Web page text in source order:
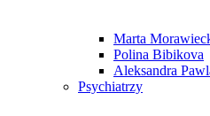
Marta
Polina Bibikova
Aleksandra
Psychiatrzy